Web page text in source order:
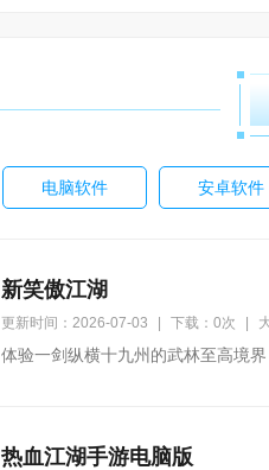
电脑软件 安卓软件
新笑傲江湖
更新时间：2026-07-03 下载：0次
体验一剑纵横十九州的武林至高境界
热血江湖手游电脑版